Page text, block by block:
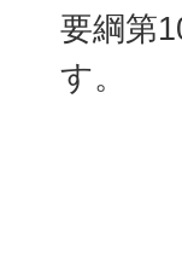
要綱第
す。